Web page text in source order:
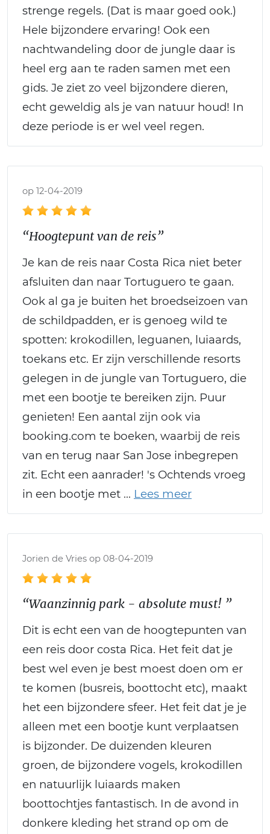
strenge regels. (Dat is maar goed ook.)
Hele bijzondere ervaring! Ook een
nachtwandeling door de jungle daar is
heel erg aan te raden samen met een
gids. Je ziet zo veel bijzondere dieren,
echt geweldig als je van natuur houd! In
deze periode is er wel veel regen.
op 12-04-2019
“Hoogtepunt van de reis”
Je kan de reis naar Costa Rica niet beter
afsluiten dan naar Tortuguero te gaan.
Ook al ga je buiten het broedseizoen van
de schildpadden, er is genoeg wild te
spotten: krokodillen, leguanen, luiaards,
toekans etc. Er zijn verschillende resorts
gelegen in de jungle van Tortuguero, die
met een bootje te bereiken zijn. Puur
genieten! Een aantal zijn ook via
booking.com te boeken, waarbij de reis
van en terug naar San Jose inbegrepen
zit. Echt een aanrader! 's Ochtends vroeg
in een bootje met
Jorien de Vries op 08-04-2019
“Waanzinnig park - absolute must! ”
Dit is echt een van de hoogtepunten van
een reis door costa Rica. Het feit dat je
best wel even je best moest doen om er
te komen (busreis, boottocht etc), maakt
het een bijzondere sfeer. Het feit dat je je
alleen met een bootje kunt verplaatsen
is bijzonder. De duizenden kleuren
groen, de bijzondere vogels, krokodillen
en natuurlijk luiaards maken
boottochtjes fantastisch. In de avond in
donkere kleding het strand op om de